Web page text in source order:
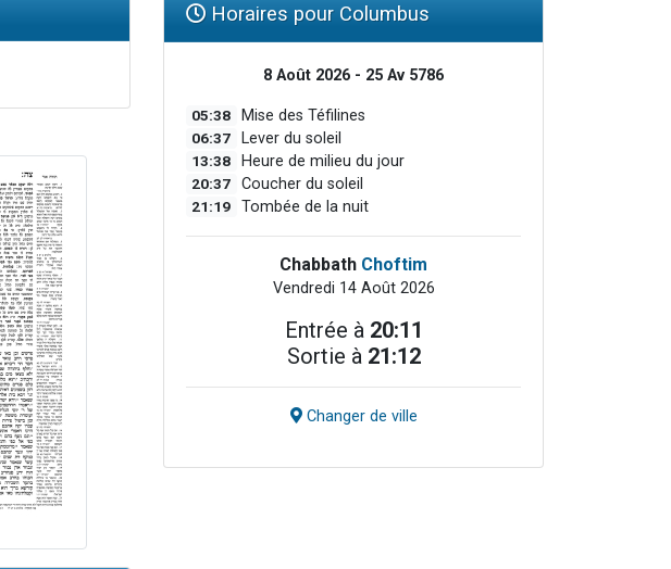
Horaires pour Columbus
8 Août 2026 - 25 Av 5786
05:38 Mise des Téfilines
06:37 Lever du soleil
13:38 Heure de milieu du jour
20:37 Coucher du soleil
21:19 Tombée de la nuit
Chabbath Choftim
Vendredi 14 Août 2026
Entrée à 20:11
Sortie à 21:12
Changer de ville